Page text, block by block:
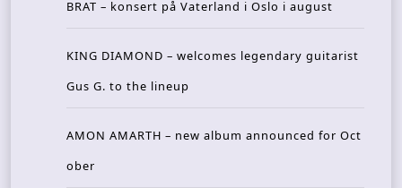
BRAT – konsert på Vaterland i Oslo i august
KING DIAMOND – welcomes legendary guitarist
Gus G. to the lineup
AMON AMARTH – new album announced for Oct
ober